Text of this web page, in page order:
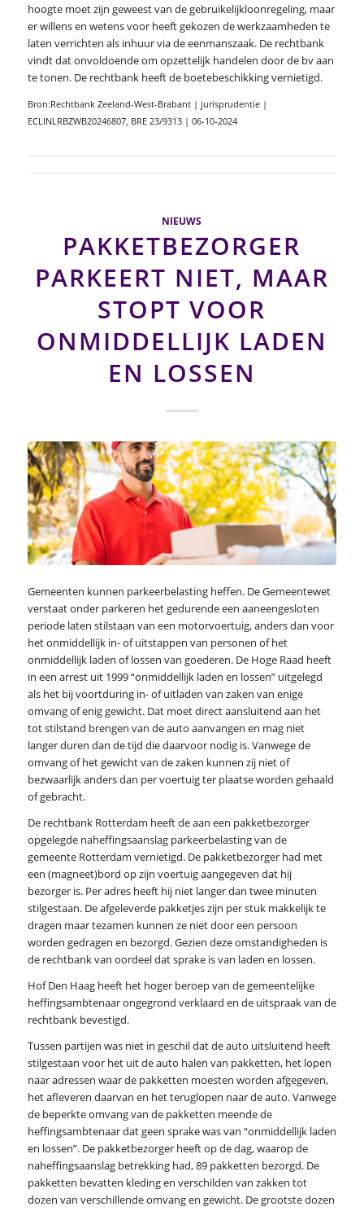
hoogte moet zijn geweest van de gebruikelijkloonregeling, maar
er willens en wetens voor heeft gekozen de werkzaamheden te
laten verrichten als inhuur via de eenmanszaak. De rechtbank
vindt dat onvoldoende om opzettelijk handelen door de bv aan
te tonen. De rechtbank heeft de boetebeschikking vernietigd.
Bron:Rechtbank Zeeland-West-Brabant | jurisprudentie |
ECLINLRBZWB20246807, BRE 23/9313 | 06-10-2024
NIEUWS
PAKKETBEZORGER
PARKEERT NIET, MAAR
STOPT VOOR
ONMIDDELLIJK LADEN
EN LOSSEN
Gemeenten kunnen parkeerbelasting heffen. De Gemeentewet
verstaat onder parkeren het gedurende een aaneengesloten
periode laten stilstaan van een motorvoertuig, anders dan voor
het onmiddellijk in- of uitstappen van personen of het
onmiddellijk laden of lossen van goederen. De Hoge Raad heeft
in een arrest uit 1999 “onmiddellijk laden en lossen” uitgelegd
als het bij voortduring in- of uitladen van zaken van enige
omvang of enig gewicht. Dat moet direct aansluitend aan het
tot stilstand brengen van de auto aanvangen en mag niet
langer duren dan de tijd die daarvoor nodig is. Vanwege de
omvang of het gewicht van de zaken kunnen zij niet of
bezwaarlijk anders dan per voertuig ter plaatse worden gehaald
of gebracht.
De rechtbank Rotterdam heeft de aan een pakketbezorger
opgelegde naheffingsaanslag parkeerbelasting van de
gemeente Rotterdam vernietigd. De pakketbezorger had met
een (magneet)bord op zijn voertuig aangegeven dat hij
bezorger is. Per adres heeft hij niet langer dan twee minuten
stilgestaan. De afgeleverde pakketjes zijn per stuk makkelijk te
dragen maar tezamen kunnen ze niet door een persoon
worden gedragen en bezorgd. Gezien deze omstandigheden is
de rechtbank van oordeel dat sprake is van laden en lossen.
Hof Den Haag heeft het hoger beroep van de gemeentelijke
heffingsambtenaar ongegrond verklaard en de uitspraak van de
rechtbank bevestigd.
Tussen partijen was niet in geschil dat de auto uitsluitend heeft
stilgestaan voor het uit de auto halen van pakketten, het lopen
naar adressen waar de pakketten moesten worden afgegeven,
het afleveren daarvan en het teruglopen naar de auto. Vanwege
de beperkte omvang van de pakketten meende de
heffingsambtenaar dat geen sprake was van “onmiddellijk laden
en lossen”. De pakketbezorger heeft op de dag, waarop de
naheffingsaanslag betrekking had, 89 pakketten bezorgd. De
pakketten bevatten kleding en verschilden van zakken tot
dozen van verschillende omvang en gewicht. De grootste dozen